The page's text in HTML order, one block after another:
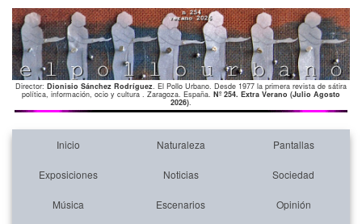
Director: Dionisio Sánchez Rodríguez. El Pollo Urbano. Desde 1977 la primera revista de sátira
política, información, ocio y cultura . Zaragoza. España. Nº 254. Extra Verano (Julio Agosto
2026).
Inicio Naturaleza Pantallas
Exposiciones Noticias Sociedad
Música Escenarios Opinión